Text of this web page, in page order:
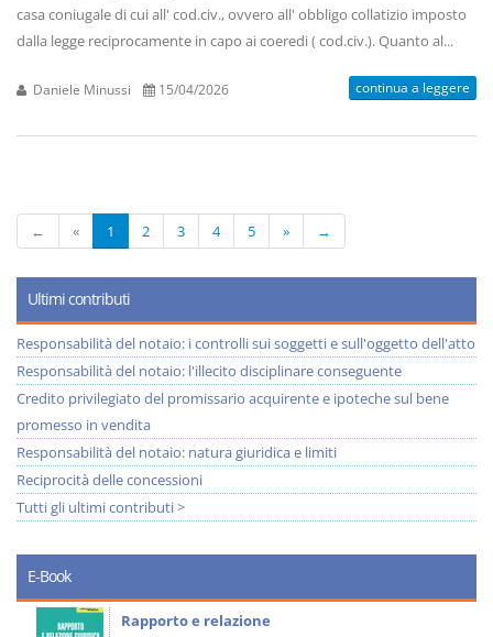
casa coniugale di cui all' cod.civ., ovvero all' obbligo collatizio imposto
dalla legge reciprocamente in capo ai coeredi ( cod.civ.). Quanto al...
Daniele Minussi 15/04/2026 continua a leggere
← « 1 2 3 4 5 » →
Ultimi contributi
Responsabilità del notaio: i controlli sui soggetti e sull'oggetto dell'atto
Responsabilità del notaio: l'illecito disciplinare conseguente
Credito privilegiato del promissario acquirente e ipoteche sul bene
promesso in vendita
Responsabilità del notaio: natura giuridica e limiti
Reciprocità delle concessioni
Tutti gli ultimi contributi >
E-Book
Rapporto e relazione